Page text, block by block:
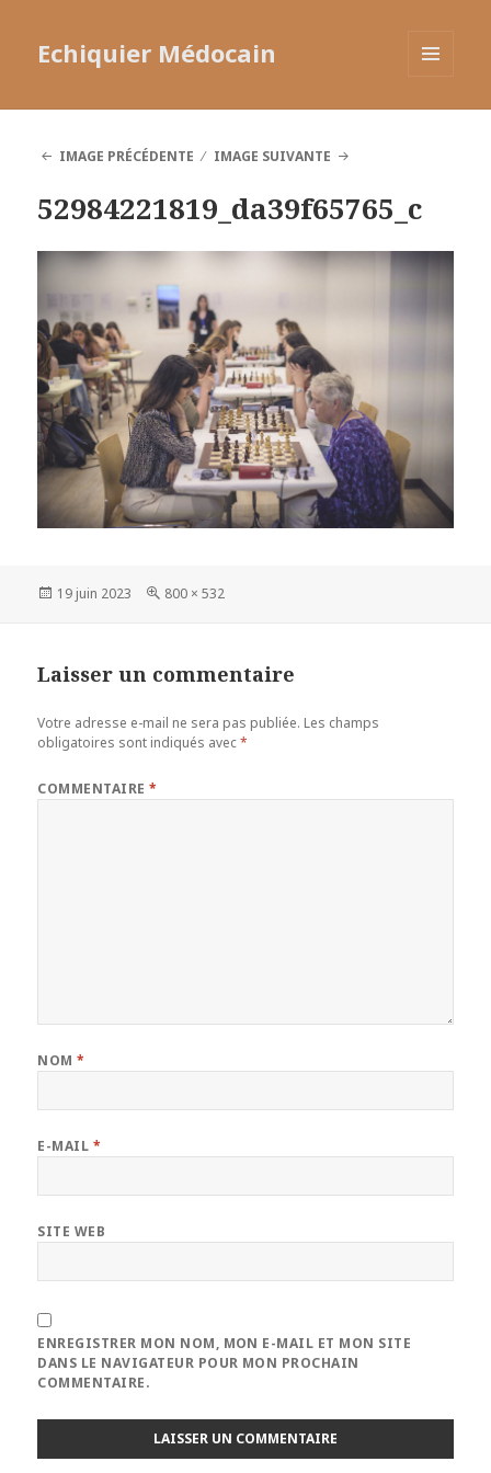
Echiquier Médocain
IMAGE PRÉCÉDENTE
IMAGE SUIVANTE
52984221819_da39f65765_c
Publié
19 juin 2023
Taille
800 × 532
Laisser un commentaire
Votre adresse e-mail ne sera pas publiée. Les champs
obligatoires sont indiqués avec*
COMMENTAIRE*
NOM*
E-MAIL *
SITE WEB
ENREGISTRER MON NOM, MON E-MAIL ET MON SITE
DANS LE NAVIGATEUR POUR MON PROCHAIN
COMMENTAIRE.